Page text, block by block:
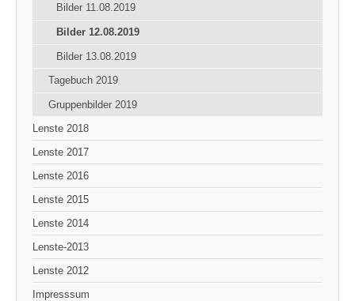
Bilder 11.08.2019
Bilder 12.08.2019
Bilder 13.08.2019
Tagebuch 2019
Gruppenbilder 2019
Lenste 2018
Lenste 2017
Lenste 2016
Lenste 2015
Lenste 2014
Lenste-2013
Lenste 2012
Impresssum